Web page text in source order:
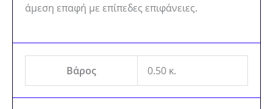
άμεση επαφή με επίπεδες επιφάνειες.
Βάρος 0.50 κ.